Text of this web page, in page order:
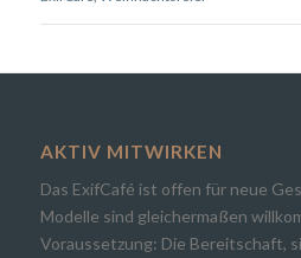
AKTIV MITWIRKEN
Das ExifCafé ist offen für neue
Modelle sind gleichermaßen
Voraussetzung: Die Bereitschaft,